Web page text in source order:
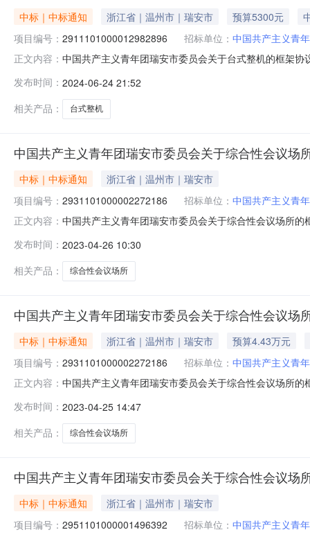
中标｜中标通知 浙江省｜温州市｜瑞安市 预算5300元
项目编号： 2911101000012982896 招标单位： 中国共产主义青
正文内容： 中国共产主义青年团瑞安市委员会关于台式整机的框架
购计划金额1[2024]4768号5300.0项目所在行政区划编
发布时间： 2024-06-24 21:52
相关产品：
台式整机
中国共产主义青年团瑞安市委员会关于综合性会议场
中标｜中标通知
浙江省｜温州市｜瑞安市
项目编号： 2931101000002272186 招标单位： 中国共产主义青
正文内容： 中国共产主义青年团瑞安市委员会关于综合性会议场所
划文号信息采购计划金额1[2023]1607号44391.0项目所
发布时间： 2023-04-26 10:30
相关产品：
综合性会议场所
中国共产主义青年团瑞安市委员会关于综合性会议场
中标｜中标通知 浙江省｜温州市｜瑞安市
预算4.43万元
项目编号： 2931101000002272186 招标单位： 中国共产主义青
正文内容： 中国共产主义青年团瑞安市委员会关于综合性会议场所
划文号信息采购计划金额1[2023]1607号44391.0项目所
发布时间： 2023-04-25 14:47
相关产品：
综合性会议场所
中国共产主义青年团瑞安市委员会关于综合性会议场
中标｜中标通知
浙江省｜温州市｜瑞安市
项目编号： 2951101000001496392 招标单位： 中国共产主义青